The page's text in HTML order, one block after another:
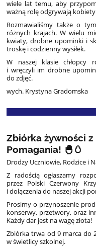
wiele lat temu, aby
ważną rolę odgrywają kobiety
Rozmawialiśmy także o
różnych krajach. W wielu
kwiaty, drobne upominki i
troskę i codzienny wysiłek.
W naszej klasie chłopcy
i wręczyli im drobne
do zdjęć.
wych. Krystyna Gradomska
Zbiórka żywności z
Pomagania! 🐣🥚
Drodzy Uczniowie, Rodzice i
Z radością ogłaszamy
przez Polski Czerwony
i dołączenia do naszej akcji
Prosimy o przynoszenie
konserwy, przetwory, oraz
Każdy dar jest na wagę złota!
Zbiórka trwa od 9 marca do
w świetlicy szkolnej.